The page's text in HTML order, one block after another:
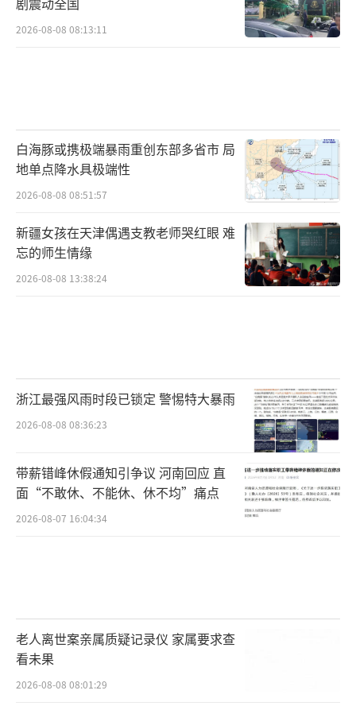
极端天气的准备，合理安排生活作息，照顾好
老人和孩子，就算夏天再热，也能安稳度过整
2026-08-08 08:13:11
白海豚或携极端暴雨重创东部多省市 局
地单点降水具极端性
2026-08-08 08:51:57
新疆女孩在天津偶遇支教老师哭红眼 难
忘的师生情缘
2026-08-08 13:38:24
浙江最强风雨时段已锁定 警惕特大暴雨
2026-08-08 08:36:23
带薪错峰休假通知引争议 河南回应 直
面“不敢休、不能休、休不均”痛点
2026-08-07 16:04:34
老人离世案亲属质疑记录仪 家属要求查
看未果
2026-08-08 08:01:29